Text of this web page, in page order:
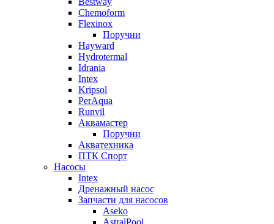
Chemoform
Flexinox
Поручни
Hayward
Hydrotermal
Idrania
Intex
Kripsol
PerAqua
Runvil
Аквамастер
Поручни
Акватехника
ПТК Спорт
Насосы
Intex
Дренажный насос
Запчасти для насосов
Aseko
AstralPool